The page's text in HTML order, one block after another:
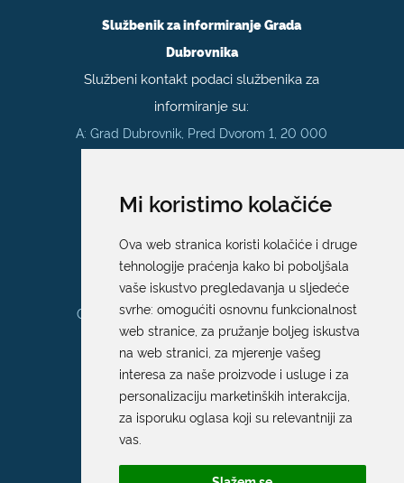
Mi koristimo kolačiće
Ova web stranica koristi kolačiće i druge
tehnologije praćenja kako bi poboljšala
vaše iskustvo pregledavanja u sljedeće
svrhe: omogućiti osnovnu funkcionalnost
web stranice, za pružanje boljeg iskustva
na web stranici za mjerenje vašeg
interesa za naše proizvode i usluge i za
personalizaciju marketinških interakcija
za isporuku oglasa koji su relevantniji za
vas.
Službenik za informiranje Grada
Dubrovnika
Službeni kontakt podaci službenika za
informiranje su:
A: Grad Dubrovnik, Pred Dvorom 1, 20 000
Ured 205; rad sa strankama za sva
upravna tijela Grada Dubrovnika
Gundulićeva poljana 10, 20000 Dubrovnik
Radno vrijeme sa strankama:
Ponedjeljak – Petak; 9.00 – 12.00 sati
T:+385 20 351 879
Poveznice